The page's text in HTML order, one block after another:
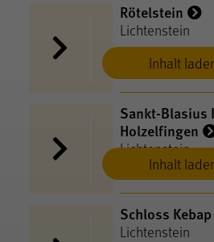
Inhalt
Rötelstein
Lichtenstein
Inhalt
Sankt-Blasius
Holzelfingen
Lichtenstein
Schloss
Lichtenstein